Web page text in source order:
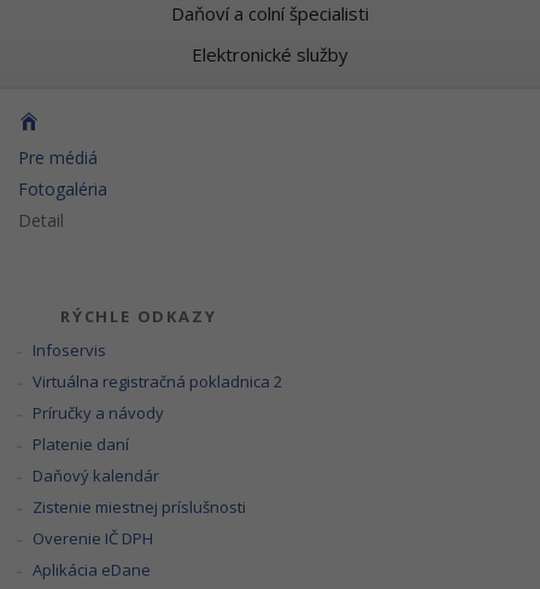
Daňoví a colní špecialisti
Elektronické služby
Pre médiá
Fotogaléria
Detail
RÝCHLE ODKAZY
Infoservis
Virtuálna registračná pokladnica 2
Príručky a návody
Platenie daní
Daňový kalendár
Zistenie miestnej príslušnosti
Overenie IČ DPH
Aplikácia eDane